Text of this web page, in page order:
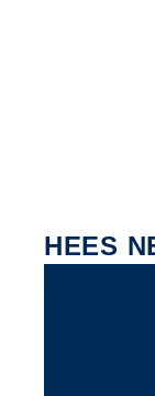
HEES